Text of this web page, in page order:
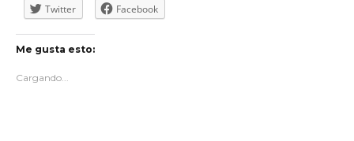
Twitter Facebook
Me gusta esto:
Cargando...